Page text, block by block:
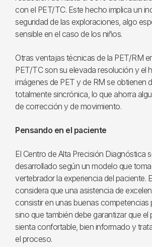
con el PET/TC. Este hecho implica un
seguridad de las exploraciones, algo
sensible en el caso de los niños.
Otras ventajas técnicas de la PET/RM
PET/TC son su elevada resolución y el
imágenes de PET y de RM se obtienen
totalmente sincrónica, lo que ahorra
de corrección y de movimiento.
Pensando en el paciente
El Centro de Alta Precisión Diagnóstica
desarrollado según un modelo que
vertebrador la experiencia del paciente.
considera que una asistencia de
consistir en unas buenas competencias
sino que también debe garantizar que el
sienta confortable, bien informado y
el proceso.